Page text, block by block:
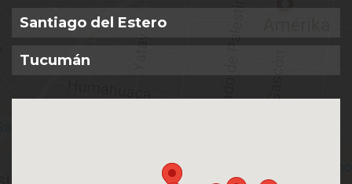
Santiago del Estero
Tucumán